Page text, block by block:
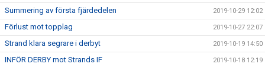
Summering av första fjärdedelen 2019-10-29 12:02
Förlust mot topplag 2019-10-27 22:07
Strand klara segrare i derbyt 2019-10-19 14:50
INFÖR DERBY mot Strands IF 2019-10-18 12:19